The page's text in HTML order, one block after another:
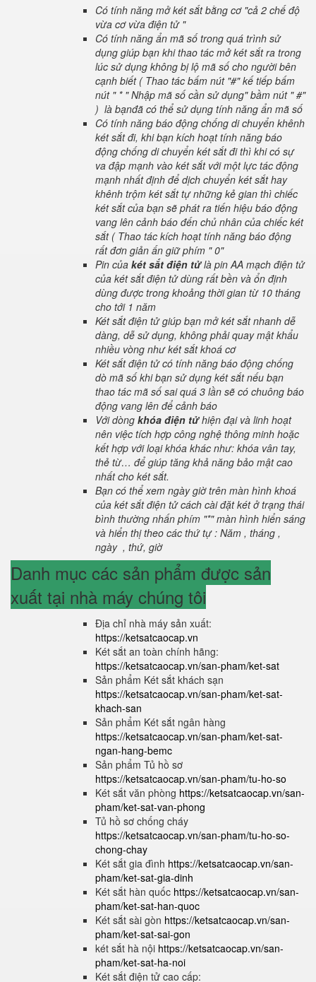
Có tính năng mở két sắt bằng cơ "cả 2 chế độ
vừa cơ vừa điện tử "
Có tính năng ẩn mã số trong quá trình sử
dụng giúp bạn khi thao tác mở két sắt ra trong
lúc sử dụng không bị lộ mã số cho người bên
cạnh biết ( Thao tác bấm nút "#" kế tiếp bấm
nút " * " Nhập mã số cần sử dụng" bầm nút " #"
) là bạnđã có thể sử dụng tính năng ẩn mã số
Có tính năng báo động chống di chuyển khênh
két sắt đi, khi bạn kích hoạt tính năng báo
động chống di chuyển két sắt đi thì khi có sự
va đập mạnh vào két sắt với một lực tác động
mạnh nhất định để dịch chuyển két sắt hay
khênh trộm két sắt tự những kẻ gian thì chiếc
két sắt của bạn sẽ phát ra tiến hiệu báo động
vang lên cảnh báo đến chủ nhân của chiếc két
sắt ( Thao tác kích hoạt tính năng báo động
rất đơn giản ấn giữ phím " 0"
Pin của két sắt điện tửlà pin AA mạch điện tử
của két sắt điện tử dùng rất bền và ổn định
dùng được trong khoảng thời gian từ 10 tháng
cho tới 1 năm
Két sắt điện tử giúp bạn mở két sắt nhanh dễ
dàng, dễ sử dụng, không phải quay mật khẩu
nhiều vòng như két sắt khoá cơ
Két sắt điện tử có tính năng báo động chống
dò mã số khi bạn sử dụng két sắt nếu bạn
thao tác mã số sai quá 3 lần sẽ có chuông báo
động vang lên để cảnh báo
Với dòng khóa điện tửhiện đại và linh hoạt
nên việc tích hợp công nghệ thông minh hoặc
kết hợp với loại khóa khác như: khóa vân tay,
thẻ từ… để giúp tăng khả năng bảo mật cao
nhất cho két sắt.
Bạn có thể xem ngày giờ trên màn hình khoá
của két sắt điện tử cách cài đặt két ở trạng thái
bình thường nhấn phím "*" màn hình hiển sáng
và hiển thị theo các thứ tự : Năm , tháng ,
ngày , thứ, giờ
Danh mục các sản phẩm được sản
xuất tại nhà máy chúng tôi
Địa chỉ nhà máy sản xuất:
https://ketsatcaocap.vn
Két sắt an toàn chính hãng:
https://ketsatcaocap.vn/san-pham/ket-sat
Sản phẩm Két sắt khách sạn
https://ketsatcaocap.vn/san-pham/ket-sat-
khach-san
Sản phẩm Két sắt ngân hàng
https://ketsatcaocap.vn/san-pham/ket-sat-
ngan-hang-bemc
Sản phẩm Tủ hồ sơ
https://ketsatcaocap.vn/san-pham/tu-ho-so
Két sắt văn phòng https://ketsatcaocap.vn/san-
pham/ket-sat-van-phong
Tủ hồ sơ chống cháy
https://ketsatcaocap.vn/san-pham/tu-ho-so-
chong-chay
Két sắt gia đình https://ketsatcaocap.vn/san-
pham/ket-sat-gia-dinh
Két sắt hàn quốc https://ketsatcaocap.vn/san-
pham/ket-sat-han-quoc
Két sắt sài gòn https://ketsatcaocap.vn/san-
pham/ket-sat-sai-gon
két sắt hà nội https://ketsatcaocap.vn/san-
pham/ket-sat-ha-noi
Két sắt điện tử cao cấp: